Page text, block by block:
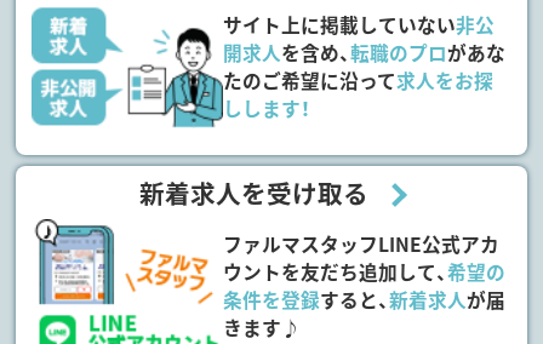
サイト上に掲載していない非公
開求人を含め、転職のプロがあな
たのご希望に沿って求人をお探
しします！
新着求人を受け取る
ファルマスタッフLINE公式アカ
ウントを友だち追加して、希望の
条件を登録すると、新着求人が届
きます♪